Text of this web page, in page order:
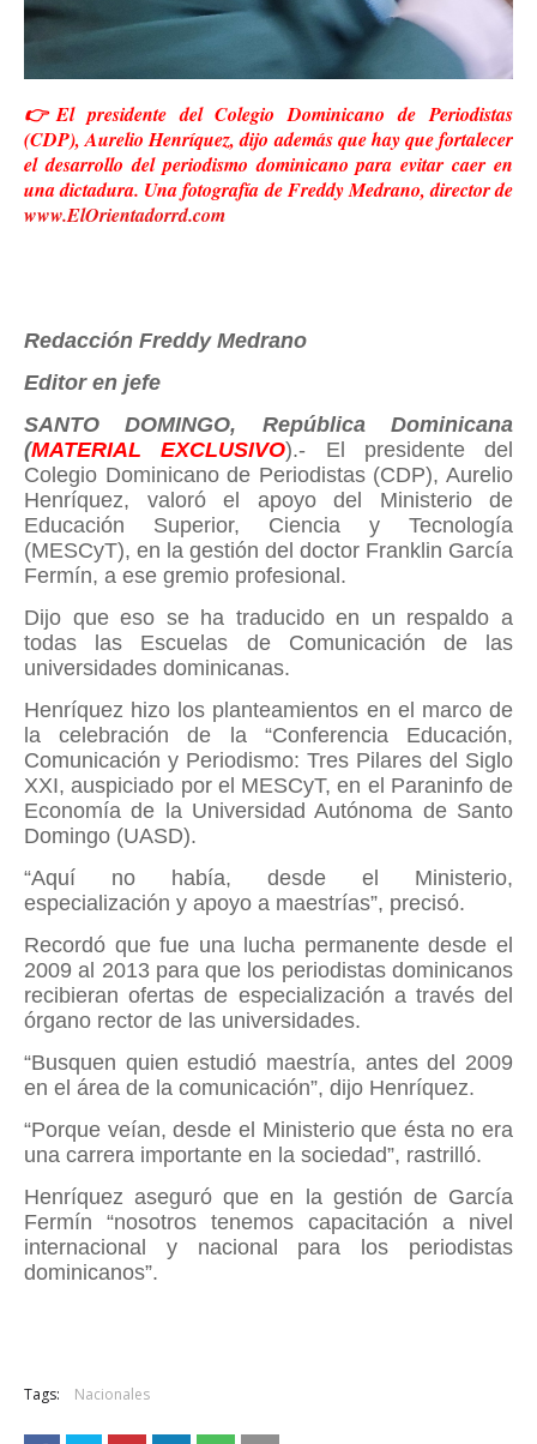
👉El presidente del ColegioDominicano de Periodistas
(CDP), Aurelio Henríquez, dijo además que hay que fortalecer
el desarrollo del periodismo dominicano para evitar caer en
una dictadura. Una fotografía de Freddy Medrano, director de
www.ElOrientadorrd.com
Redacción Freddy Medrano
Editor en jefe
SANTO DOMINGO, República Dominicana
(MATERIAL EXCLUSIVO).- El presidente del
Colegio Dominicano de Periodistas (CDP), Aurelio
Henríquez, valoró el apoyo del Ministerio de
Educación Superior, Ciencia y Tecnología
(MESCyT), en la gestión del doctor Franklin García
Fermín, a ese gremio profesional.
Dijo que eso se ha traducido en un respaldo a
todas las Escuelas de Comunicación de las
universidades dominicanas.
Henríquez hizo los planteamientos en el marco de
la celebración de la “Conferencia Educación,
Comunicación y Periodismo: Tres Pilares del Siglo
XXI, auspiciado por el MESCyT, en el Paraninfo de
Economía de la Universidad Autónoma de Santo
Domingo (UASD).
“Aquí no había, desde el Ministerio,
especialización y apoyo a maestrías”, precisó.
Recordó que fue una lucha permanente desde el
2009 al 2013 para que los periodistas dominicanos
recibieran ofertas de especialización a través del
órgano rector de las universidades.
“Busquen quien estudió maestría, antes del 2009
en el área de la comunicación”, dijo Henríquez.
“Porque veían, desde el Ministerio que ésta no era
una carrera importante en la sociedad”, rastrilló.
Henríquez aseguró que en la gestión de García
Fermín “nosotros tenemos capacitación a nivel
internacional y nacional para los periodistas
dominicanos”.
Tags: Nacionales